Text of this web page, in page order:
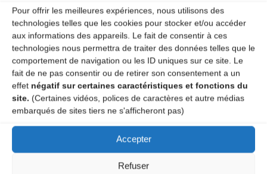
Pour offrir les meilleures expériences, nous utilisons des
technologies telles que les cookies pour stocker et/ou accéder
aux informations des appareils. Le fait de consentir à ces
technologies nous permettra de traiter des données telles que le
comportement de navigation ou les ID uniques sur ce site. Le
fait de ne pas consentir ou de retirer son consentement a un
effet négatif sur certaines caractéristiques et fonctions du
site. (Certaines vidéos, polices de caractères et autre médias
embarqués de sites tiers ne s'afficheront pas)
Accepter
Refuser
Centre Pierre Cardinal
Saillant
Laisser un
commentaire